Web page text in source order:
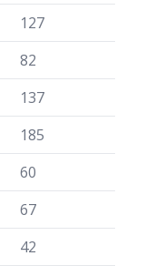
127
82
137
185
60
67
42